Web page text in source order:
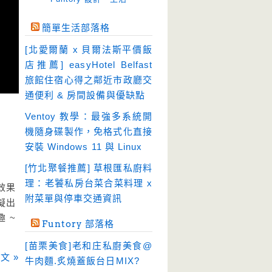
果
出
~
»
即時通訊 (23)
壓縮軟體 (9)
安全防護 (55)
影音播放 (51)
影音轉檔 (81)
教育學習 (23)
(18)
檔案管理 (30)
破解軟體 (18)
簡單生活部落格
[北愛爾蘭 x 貝爾法斯平價飯
店推薦] easyHotel Belfast
旅館住宿心得之鄰近市政廳交
通便利 & 房間設備與優缺點
Ventoy 教學：最強多系統開
機隨身碟製作，免格式化直接
安裝 Windows 11 與 Linux
[竹北聚餐推薦] 草根匯私廚料
理：老饕私房台菜合菜料理 x
附菜單與停車交通資訊
Funtory 部落格
[苗栗美食]老和庄私廚美食@
牛肉麵.炙燒蓋飯台日MIX?